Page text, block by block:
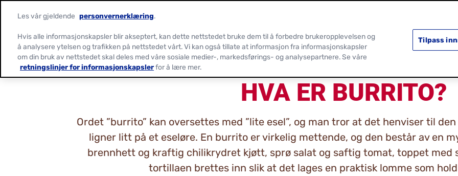
SORTIMENT OPPSKRIFTER
HVA ER BURRITO?
Ordet ”burrito” kan oversettes med ”lite esel”, og man tror at det henviser til
ligner litt på et eseløre. En burrito er virkelig mettende, og den består av en
brennhett og kraftig chilikrydret kjøtt, sprø salat og saftig tomat, toppet med
tortillaen brettes inn slik at det lages en praktisk lomme som
Les vår gjeldende personvernerklæring.
Hvis alle informasjonskapsler blir akseptert, kan dette nettstedet bruke dem til å forbedre brukeropplevelsen og
å analysere ytelsen og trafikken på nettstedet vårt. Vi kan også tillate at informasjon fra informasjonskapsler
om din bruk av nettstedet skal deles med våre sosiale medier-, markedsførings- og analysepartnere. Se våre
retningslinjer for informasjonskapslerfor å lære mer.
Tilpass